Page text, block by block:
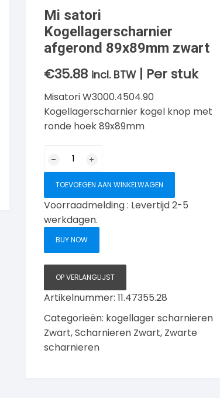
Mi satori
Kogellagerscharnier
afgerond 89x89mm zwart
€35.88 incl. BTW | Per stuk
Misatori W3000.4504.90
Kogellagerscharnier kogel knop met
ronde hoek 89x89mm
Kogellagerscharnier
89x89mm
zwart
aantal
TOEVOEGEN AAN WINKELWAGEN
Voorraadmelding : Levertijd 2-5
werkdagen.
BUY NOW
OP VERLANGLIJST
Artikelnummer:11.47355.28
Categorieën: kogellager scharnieren
Zwart,Scharnieren Zwart, Zwarte
scharnieren